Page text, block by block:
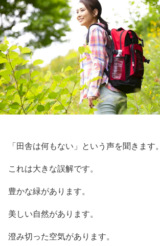
「田舎は何もない」という声を聞きます。
これは大きな誤解です。
豊かな緑があります。
美しい自然があります。
澄み切った空気があります。